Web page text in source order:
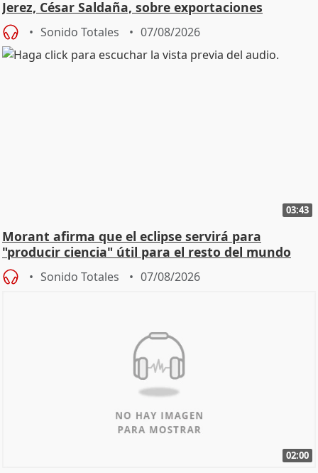
Jerez, César Saldaña, sobre exportaciones
Sonido Totales 07/08/2026
03:43
Morant afirma que el eclipse servirá para
"producir ciencia" útil para el resto del mundo
Sonido Totales 07/08/2026
02:00